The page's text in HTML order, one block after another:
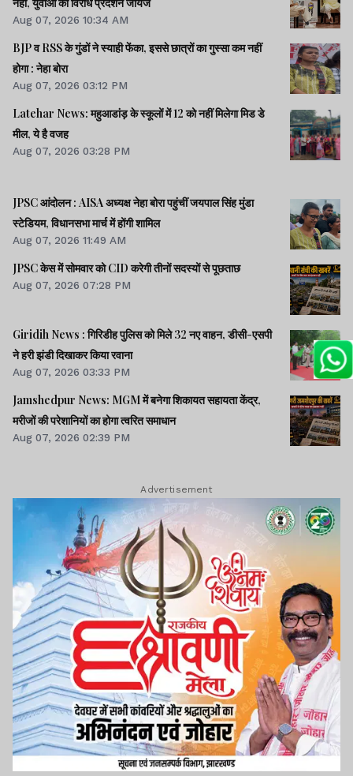
Aug 07, 2026 10:34 AM
BJP व RSS के गुंडों ने स्याही फेंका, इससे छात्रों का गुस्सा कम नहीं
होगा : नेहा बोरा
Aug 07, 2026 03:12 PM
Latehar News: महुआडांड़ के स्कूलों में 12 को नहीं मिलेगा मिड डे
मील, ये है वजह
Aug 07, 2026 03:28 PM
JPSC आंदोलन : AISA अध्यक्ष नेहा बोरा पहुंचीं जयपाल सिंह मुंडा
स्टेडियम, विधानसभा मार्च में होंगी शामिल
Aug 07, 2026 11:49 AM
JPSC केस में सोमवार को CID करेगी तीनों सदस्यों से पूछताछ
Aug 07, 2026 07:28 PM
Giridih News : गिरिडीह पुलिस को मिले 32 नए वाहन, डीसी-एसपी
ने हरी झंडी दिखाकर किया रवाना
Aug 07, 2026 03:33 PM
Jamshedpur News: MGM में बनेगा शिकायत सहायता केंद्र,
मरीजों की परेशानियों का होगा त्वरित समाधान
Aug 07, 2026 02:39 PM
Advertisement